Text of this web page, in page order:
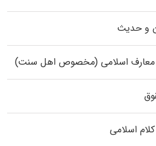
و حدیث
و معارف اسلامی (مخصوص اهل سنت)
اسلامی